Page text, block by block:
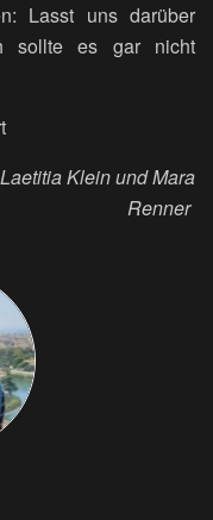
Lasst uns darüber
sollte es gar nicht
Klein und Mara
Renner